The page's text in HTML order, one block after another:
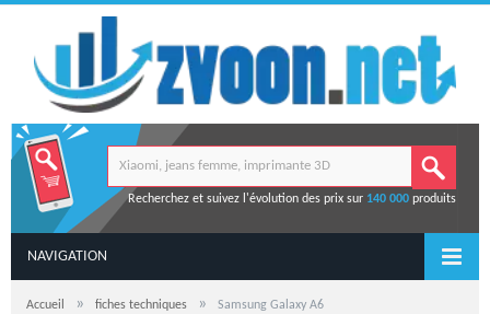
Recherchez et suivez l'évolution des prix sur 140 000produits
NAVIGATION
Accueil » fiches techniques » Samsung Galaxy A6